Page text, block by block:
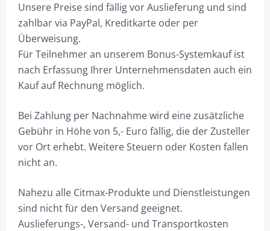
LICHTWERBUNG
BANNER/MEGAPRINT
BANNERRAHMEN FEST
BAUSCHILDER
BUCHSTABEN UNBEL/BEL.
FAHNEN
FAHNENMASTEN
FAHRZEUGBESCHRIFTUNGEN
Unsere Preise sind fällig vor Auslieferung und sind
zahlbar via PayPal, Kreditkarte oder per
Überweisung.
Für Teilnehmer an unserem Bonus-Systemkauf ist
nach Erfassung Ihrer Unternehmensdaten auch ein
Kauf auf Rechnung möglich.
Bei Zahlung per Nachnahme wird eine zusätzliche
Gebühr in Höhe von 5,- Euro fällig, die der Zusteller
vor Ort erhebt. Weitere Steuern oder Kosten fallen
nicht an.
Nahezu alle Citmax-Produkte und Dienstleistungen
sind nicht für den Versand geeignet.
Auslieferungs-, Versand- und Transportkosten